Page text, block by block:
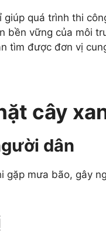
quá trình thi
bền vững của môi
tìm được đơn vị
cây
dân
gặp mưa bão, gây